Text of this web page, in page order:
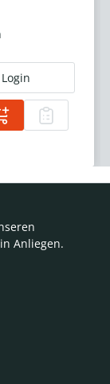
Login
Anliegen.